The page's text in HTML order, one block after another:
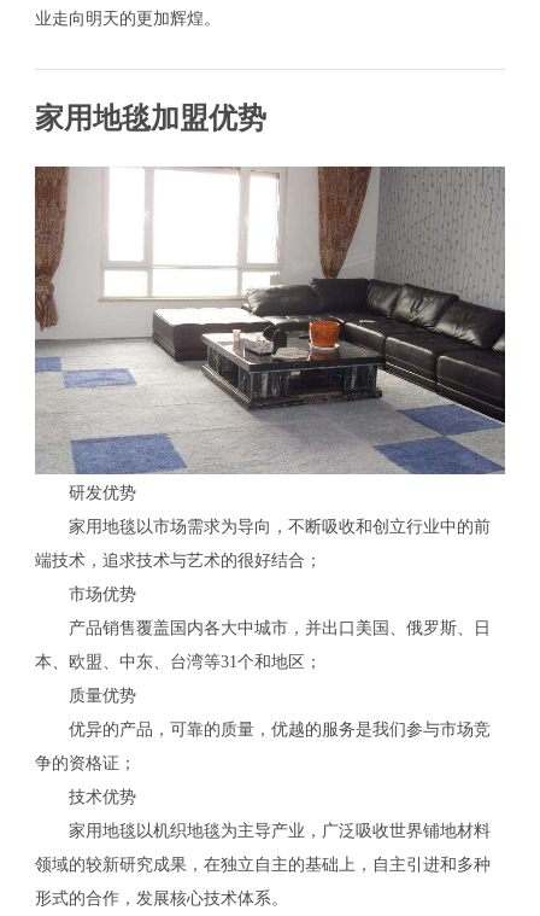
业走向明天的更加辉煌。
家用地毯加盟优势
研发优势
家用地毯以市场需求为导向，不断吸收和创立行业中的前
端技术，追求技术与艺术的很好结合；
市场优势
产品销售覆盖国内各大中城市，并出口美国、俄罗斯、日
本、欧盟、中东、台湾等31个和地区；
质量优势
优异的产品，可靠的质量，优越的服务是我们参与市场竞
争的资格证；
技术优势
家用地毯以机织地毯为主导产业，广泛吸收世界铺地材料
领域的较新研究成果，在独立自主的基础上，自主引进和多种
形式的合作，发展核心技术体系。